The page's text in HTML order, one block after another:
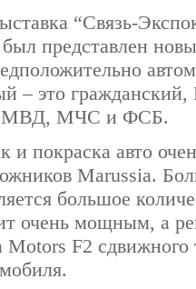
“Связь-
был представлен
– это
МВД, МЧС и ФСБ.
и покраска авто
Marussia.
большое
очень мощным, а
Motors F2